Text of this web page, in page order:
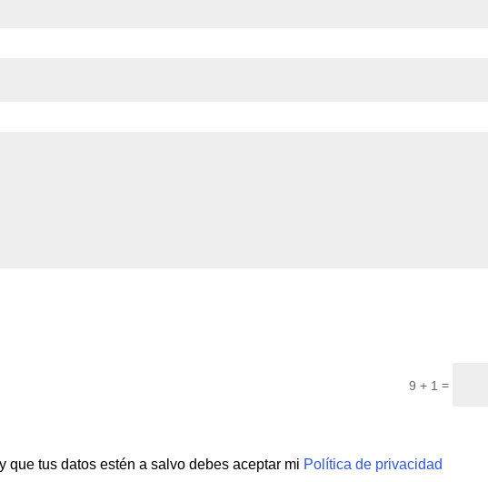
9 + 1 =
tus datos estén a salvo debes aceptar mi Política de privacidad